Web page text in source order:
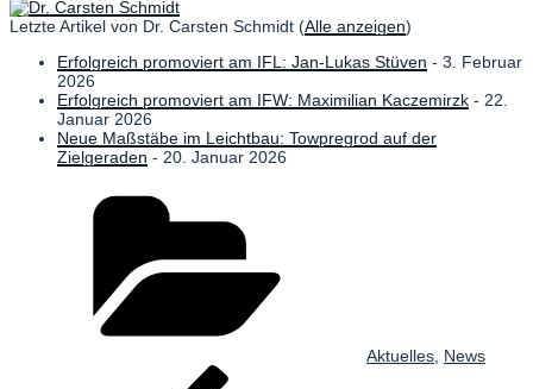
Letzte Artikel von Dr. Carsten Schmidt (Alle anzeigen)
Erfolgreich promoviert am IFL: Jan-Lukas Stüven - 3. Februar
2026
Erfolgreich promoviert am IFW: Maximilian Kaczemirzk - 22.
Januar 2026
Neue Maßstäbe im Leichtbau: Towpregrod auf der
Zielgeraden - 20. Januar 2026
Aktuelles, News